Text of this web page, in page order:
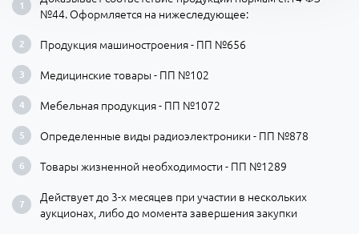
№44. Оформляется на нижеследующее:
Продукция машиностроения - ПП №656
Медицинские товары - ПП №102
Мебельная продукция - ПП №1072
Определенные виды радиоэлектроники - ПП №878
Товары жизненной необходимости - ПП №1289
Действует до 3-х месяцев при участии в нескольких
аукционах, либо до момента завершения закупки